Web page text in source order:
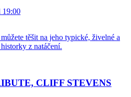
19:00
těšit na jeho typické, živelné a
z natáčení.
CLIFF STEVENS